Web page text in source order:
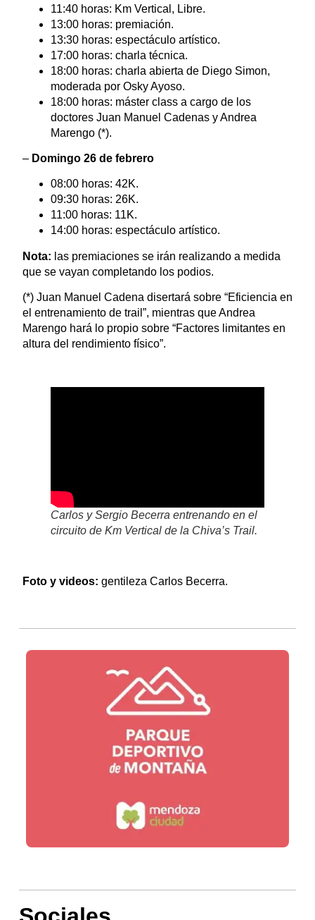
11:40 horas: Km Vertical, Libre.
13:00 horas: premiación.
13:30 horas: espectáculo artístico.
17:00 horas: charla técnica.
18:00 horas: charla abierta de Diego Simon,
moderada por Osky Ayoso.
18:00 horas: máster class a cargo de los
doctores Juan Manuel Cadenas y Andrea
Marengo (*).
– Domingo 26 de febrero
08:00 horas: 42K.
09:30 horas: 26K.
11:00 horas: 11K.
14:00 horas: espectáculo artístico.
Nota: las premiaciones se irán realizando a medida
que se vayan completando los podios.
(*) Juan Manuel Cadena disertará sobre “Eficiencia en
el entrenamiento de trail”, mientras que Andrea
Marengo hará lo propio sobre “Factores limitantes en
altura del rendimiento físico”.
Carlos y Sergio Becerra entrenando en el
circuito de Km Vertical de la Chiva’s Trail.
Foto y videos: gentileza Carlos Becerra.